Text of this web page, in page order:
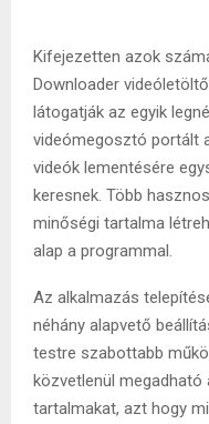
Kifejezetten azok
Downloader
látogatják az egyik
videómegosztó portált
videók lementésére
keresnek. Több
minőségi tartalma
alap a programmal.
Az alkalmazás
néhány alapvető
testre szabottabb
közvetlenül megadható
tartalmakat, azt hogy